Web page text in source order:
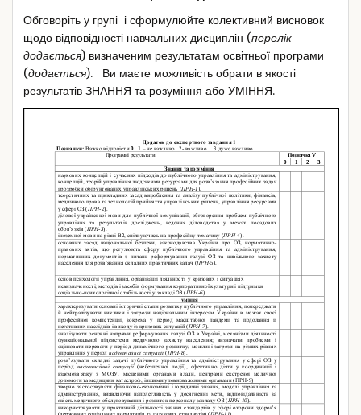
Обговоріть у групі і сформулюйте колективний висновок
щодо відповідності навчальних дисциплін (перелік
додається) визначеним результатам освітньої програми
(додається). Ви маєте можливість обрати в якості
результатів ЗНАННЯ та розуміння або УМІННЯ.